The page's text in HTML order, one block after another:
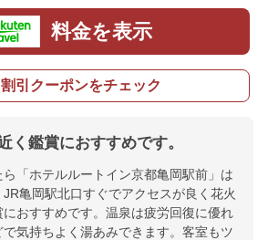
料金を表示
割引クーポンをチェック
く鑑賞におすすめです。
「ホテルルートイン京都亀岡駅前」は
亀岡駅北口すぐでアクセスが良く花火
おすすめです。温泉は疲労回復に優れ
気持ちよく湯あみできます。客室もツ